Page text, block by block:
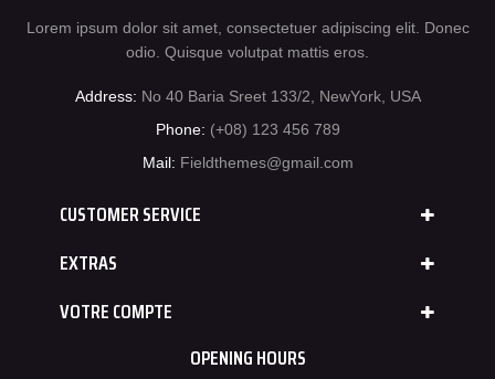
Lorem ipsum dolor sit amet, consectetuer adipiscing elit. Donec
odio. Quisque volutpat mattis eros.
Address: No 40 Baria Sreet 133/2, NewYork, USA
Phone: (+08) 123 456 789
Mail: Fieldthemes@gmail.com
CUSTOMER SERVICE
EXTRAS
VOTRE COMPTE
OPENING HOURS